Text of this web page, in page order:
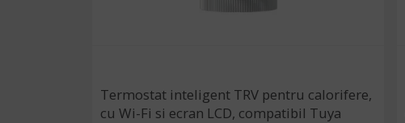
Termostat inteligent TRV pentru calorifere,
cu Wi-Fi si ecran LCD, compatibil Tuya